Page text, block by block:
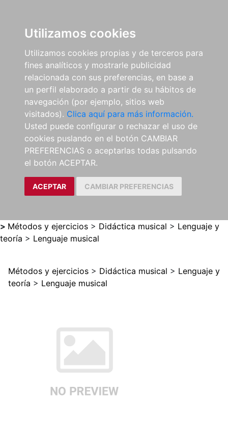
Utilizamos cookies
Utilizamos cookies propias y de terceros para
fines analíticos y mostrarle publicidad
relacionada con sus preferencias, en base a
un perfil elaborado a partir de su hábitos de
navegación (por ejemplo, sitios web
visitados). Clica aquí para más información.
Usted puede configurar o rechazar el uso de
cookies puslando en el botón CAMBIAR
PREFERENCIAS o aceptarlas todas pulsando
el botón ACEPTAR.
ACEPTAR CAMBIAR PREFERENCIAS
> Métodos y ejercicios > Didáctica musical > Lenguaje y
teoría > Lenguaje musical
Métodos y ejercicios > Didáctica musical > Lenguaje y
teoría > Lenguaje musical